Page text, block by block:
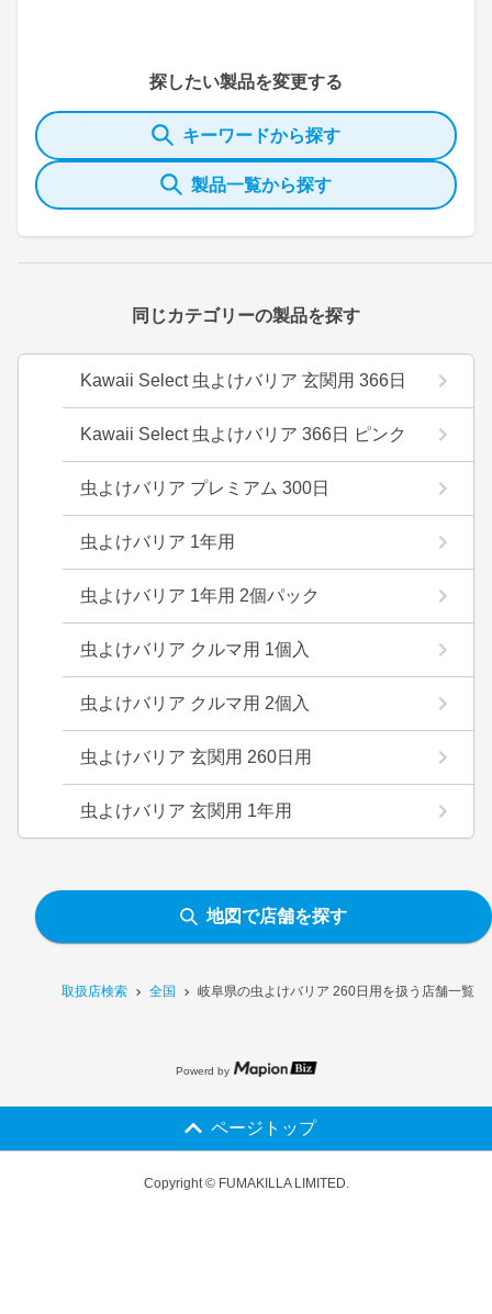
取扱店検索 全国 岐阜県の虫よけバリア 260日用を扱う店舗一覧
探したい製品を変更する
キーワードから探す
製品一覧から探す
同じカテゴリーの製品を探す
Kawaii Select 虫よけバリア 玄関用 366日
Kawaii Select 虫よけバリア 366日 ピンク
虫よけバリア プレミアム 300日
虫よけバリア 1年用
虫よけバリア 1年用 2個パック
虫よけバリア クルマ用 1個入
虫よけバリア クルマ用 2個入
虫よけバリア 玄関用 260日用
虫よけバリア 玄関用 1年用
地図で店舗を探す
Powerd by
ページトップ
Copyright © FUMAKILLA LIMITED.